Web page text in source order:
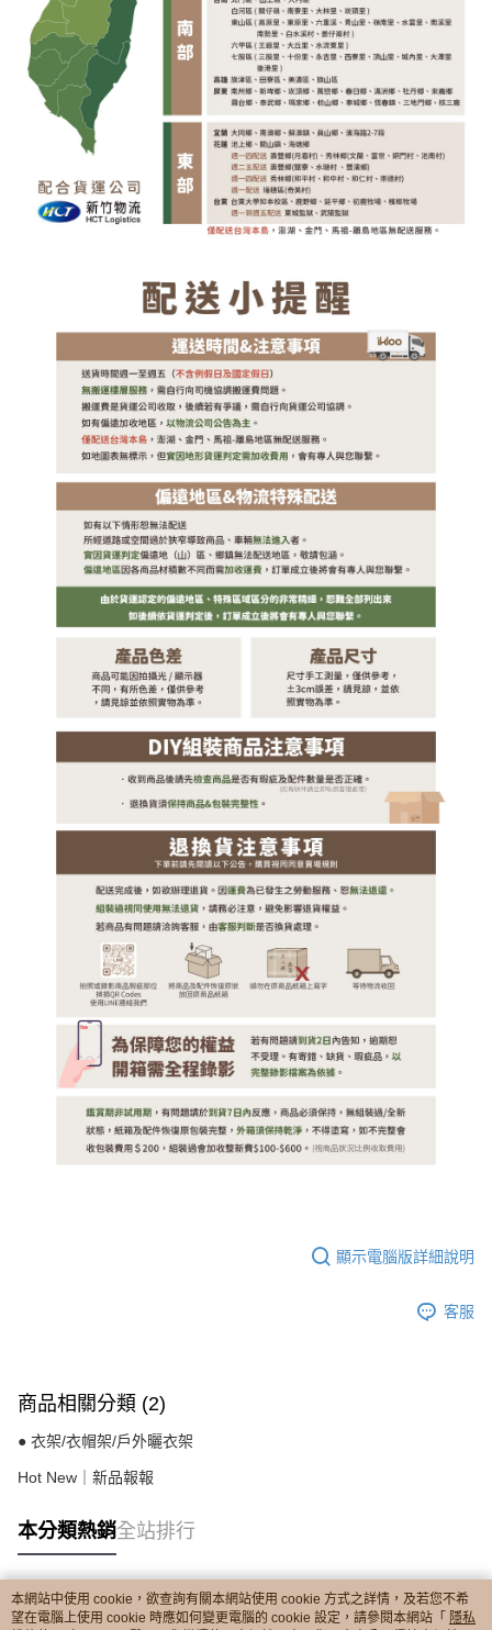
顯示電腦版詳細說明
客服
商品相關分類 (2)
● 衣架/衣帽架/戶外曬衣架
Hot New｜新品報報
本分類熱銷全站排行
熱門標籤
本網站中使用 cookie，欲查詢有關本網站使用 cookie 方式之詳情，及若您不希
望在電腦上使用 cookie 時應如何變更電腦的 cookie 設定，請參閱本網站「 隱私